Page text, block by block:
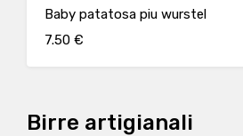
Baby patatosa piu wurstel
7.50 €
Birre artigianali